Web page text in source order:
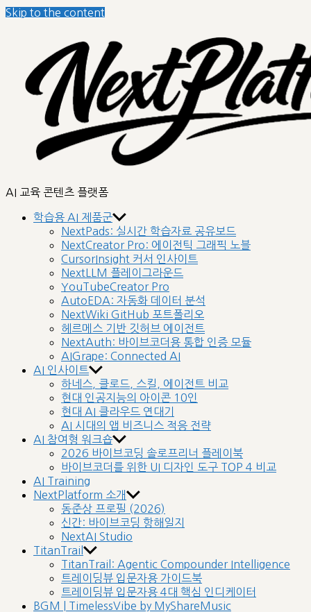
Skip to the content
nextplatform
AI 교육 콘텐츠 플랫폼
학습용 AI 제품군
NextPads: 실시간 학습자료 공유보드
NextCreator Pro: 에이전틱 그래픽 노블
CursorInsight 커서 인사이트
NextLLM 플레이그라운드
YouTubeCreator Pro
AutoEDA: 자동화 데이터 분석
NextWiki GitHub 포트폴리오
헤르메스 기반 깃허브 에이전트
NextAuth: 바이브코더용 통합 인증 모듈
AIGrape: Connected AI
AI 인사이트
하네스, 클로드, 스킬, 에이전트 비교
현대 인공지능의 아이콘 10인
현대 AI 클라우드 연대기
AI 시대의 앱 비즈니스 적응 전략
AI 참여형 워크숍
2026 바이브코딩 솔로프리너 플레이북
바이브코더를 위한 UI 디자인 도구 TOP 4 비교
AI Training
NextPlatform 소개
동준상 프로필 (2026)
신간: 바이브코딩 항해일지
NextAI Studio
TitanTrail
TitanTrail: Agentic Compounder Intelligence
트레이딩뷰 입문자용 가이드북
트레이딩뷰 입문자용 4대 핵심 인디케이터
BGM | TimelessVibe by MyShareMusic